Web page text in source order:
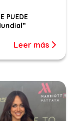
PUEDE
Leer más